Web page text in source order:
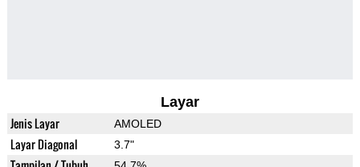
Layar
Jenis Layar AMOLED
Layar Diagonal 3.7"